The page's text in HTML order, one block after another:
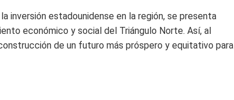
inversión estadounidense en la región, se presenta
económico y social del Triángulo Norte. Así, al
de un futuro más próspero y equitativo para